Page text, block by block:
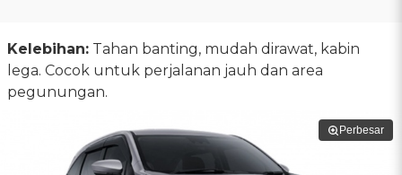
Kelebihan: Tahan banting, mudah dirawat, kabin
lega. Cocok untuk perjalanan jauh dan area
pegunungan.
Perbesar